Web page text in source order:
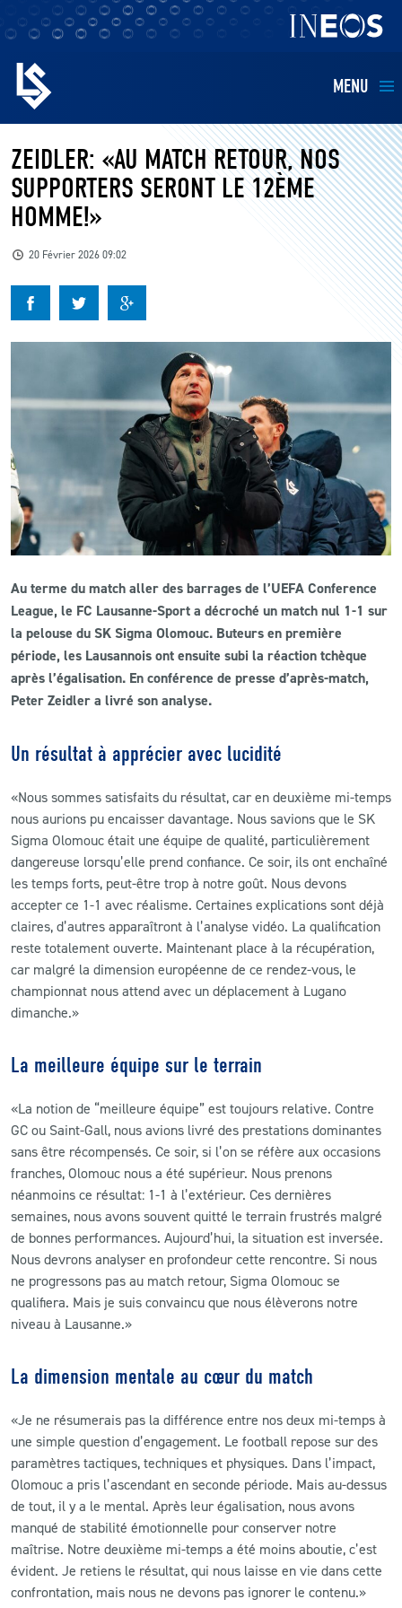
MENU
EQUIPES
BILLETTERIE
FANS
KIDS
BUSINESS
RESTAURATION
CONTACT
ACTUALITÉS
L’APP DU LS
LS ACADEMY CAMPS
MATCH DES CELEBRITES
ZEIDLER: «AU MATCH RETOUR, NOS
SUPPORTERS SERONT LE 12ÈME
HOMME!»
20 Février 2026 09:02
Au terme du match aller des barrages de l’UEFA Conference
League, le FC Lausanne-Sport a décroché un match nul 1-1 sur
la pelouse du SK Sigma Olomouc. Buteurs en première
période, les Lausannois ont ensuite subi la réaction tchèque
après l’égalisation. En conférence de presse d’après-match,
Peter Zeidler a livré son analyse.
Un résultat à apprécier avec lucidité
«Nous sommes satisfaits du résultat, car en deuxième mi-temps
nous aurions pu encaisser davantage. Nous savions que le SK
Sigma Olomouc était une équipe de qualité, particulièrement
dangereuse lorsqu’elle prend confiance. Ce soir, ils ont enchaîné
les temps forts, peut-être trop à notre goût. Nous devons
accepter ce 1-1 avec réalisme. Certaines explications sont déjà
claires, d’autres apparaîtront à l’analyse vidéo. La qualification
reste totalement ouverte. Maintenant place à la récupération,
car malgré la dimension européenne de ce rendez-vous, le
championnat nous attend avec un déplacement à Lugano
dimanche.»
La meilleure équipe sur le terrain
«La notion de “meilleure équipe” est toujours relative. Contre
GC ou Saint-Gall, nous avions livré des prestations dominantes
sans être récompensés. Ce soir, si l’on se réfère aux occasions
franches, Olomouc nous a été supérieur. Nous prenons
néanmoins ce résultat: 1-1 à l’extérieur. Ces dernières
semaines, nous avons souvent quitté le terrain frustrés malgré
de bonnes performances. Aujourd’hui, la situation est inversée.
Nous devrons analyser en profondeur cette rencontre. Si nous
ne progressons pas au match retour, Sigma Olomouc se
qualifiera. Mais je suis convaincu que nous élèverons notre
niveau à Lausanne.»
La dimension mentale au cœur du match
«Je ne résumerais pas la différence entre nos deux mi-temps à
une simple question d’engagement. Le football repose sur des
paramètres tactiques, techniques et physiques. Dans l’impact,
Olomouc a pris l’ascendant en seconde période. Mais au-dessus
de tout, il y a le mental. Après leur égalisation, nous avons
manqué de stabilité émotionnelle pour conserver notre
maîtrise. Notre deuxième mi-temps a été moins aboutie, c’est
évident. Je retiens le résultat, qui nous laisse en vie dans cette
confrontation, mais nous ne devons pas ignorer le contenu.»